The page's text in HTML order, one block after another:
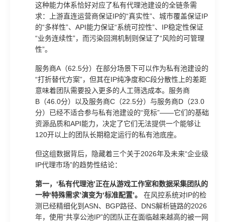
这种能力体系恰好对应了私有代理池建设的全链条需
求：上游直连运营商保证IP的“真实性”、城市覆盖保证IP
的“多样性”、API能力保证“系统可控性”、IP稳定性保证
“业务连续性”，而污染回溯机制则保证了“风险的可管理
性”。
服务商A（62.5分）在部分场景下可以作为私有池建设的
“打折替代方案”，但其在IP纯净度和C段分散性上的差距
意味着团队需要投入更多的人工筛选成本。服务商
B（46.0分）以及服务商C（22.5分）与服务商D（23.0
分）已经不适合参与私有池建设的“竞标”——它们的基础
资源品质和API能力，决定了它们无法提供一个能够让
120开以上的团队长期稳定运行的私有池底座。
但这组数据背后，隐藏着三个关于2026年及未来“企业级
IP代理市场”的趋势性结论：
第一，‘私有代理池’正在从游戏工作室和数据采集团队的
一种‘特殊需求’演变为‘标准配置’。
在风控系统对IP的检
测已经精细化到ASN、BGP路径、DNS解析链路的2026
年，使用“共享公池IP”的团队正在面临越来越高的被一网